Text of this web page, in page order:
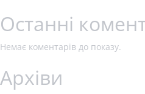
Останні
Немає коментарів до показу.
Архіви